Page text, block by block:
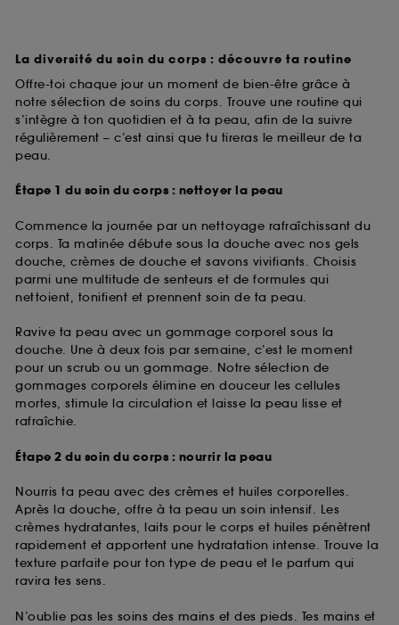
La diversité du soin du corps : découvre ta routine
Offre-toi chaque jour un moment de bien-être grâce à
notre sélection de soins du corps. Trouve une routine qui
s’intègre à ton quotidien et à ta peau, afin de la suivre
régulièrement – c’est ainsi que tu tireras le meilleur de ta
peau.
Étape 1 du soin du corps : nettoyer la peau
Commence la journée par un nettoyage rafraîchissant du
corps. Ta matinée débute sous la douche avec nos gels
douche, crèmes de douche et savons vivifiants. Choisis
parmi une multitude de senteurs et de formules qui
nettoient, tonifient et prennent soin de ta peau.
Ravive ta peau avec un gommage corporel sous la
douche. Une à deux fois par semaine, c’est le moment
pour un scrub ou un gommage. Notre sélection de
gommages corporels élimine en douceur les cellules
mortes, stimule la circulation et laisse la peau lisse et
rafraîchie.
Étape 2 du soin du corps : nourrir la peau
Nourris ta peau avec des crèmes et huiles corporelles.
Après la douche, offre à ta peau un soin intensif. Les
crèmes hydratantes, laits pour le corps et huiles pénètrent
rapidement et apportent une hydratation intense. Trouve la
texture parfaite pour ton type de peau et le parfum qui
ravira tes sens.
N’oublie pas les soins des mains et des pieds. Tes mains et